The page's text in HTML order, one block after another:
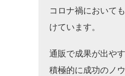
コロナ禍において
けています。
通販で成果が出や
積極的に成功のノ